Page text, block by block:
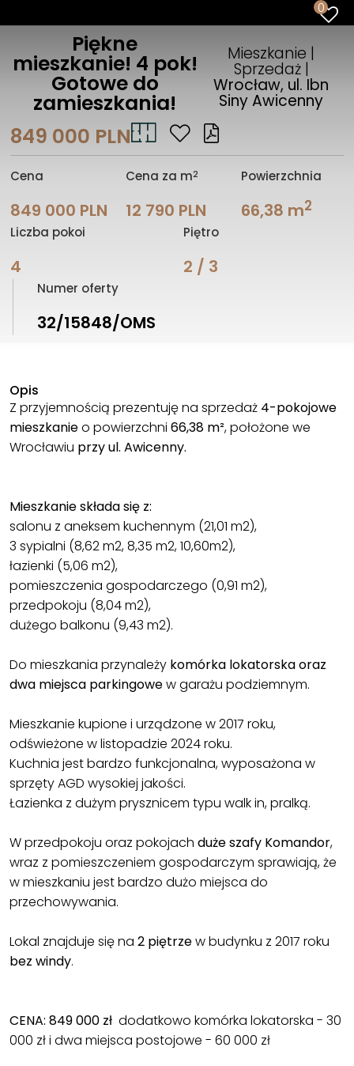
0
Piękne
mieszkanie! 4 pok!
Gotowe do
zamieszkania!
Mieszkanie |
Sprzedaż |
Wrocław, ul. Ibn
Siny Awicenny
849 000 PLN
Cena
849 000 PLN
Cena za m2
12 790 PLN
Powierzchnia
66,38 m2
Liczba pokoi
4
Piętro
2 / 3
Numer oferty
32/15848/OMS
Opis
Z przyjemnością prezentuję na sprzedaż 4-pokojowe
mieszkanieo powierzchni 66,38 m², położone we
Wrocławiu przy ul. Awicenny.
Mieszkanie składa się z:
salonu z aneksem kuchennym (21,01 m2),
3 sypialni (8,62 m2, 8,35 m2, 10,60m2),
łazienki (5,06 m2),
pomieszczenia gospodarczego (0,91 m2),
przedpokoju (8,04 m2),
dużego balkonu (9,43 m2).
Do mieszkania przynależy komórka lokatorska oraz
dwa miejsca parkingowew garażu podziemnym.
Mieszkanie kupione i urządzone w 2017 roku,
odświeżone w listopadzie 2024 roku.
Kuchnia jest bardzo funkcjonalna, wyposażona w
sprzęty AGD wysokiej jakości.
Łazienka z dużym prysznicem typu walk in, pralką.
W przedpokoju oraz pokojach duże szafy Komandor,
wraz z pomieszczeniem gospodarczym sprawiają, że
w mieszkaniu jest bardzo dużo miejsca do
przechowywania.
Lokal znajduje się na 2 piętrzew budynku z 2017 roku
bez windy.
CENA: 849 000 zł dodatkowo komórka lokatorska - 30
000 zł i dwa miejsca postojowe - 60 000 zł